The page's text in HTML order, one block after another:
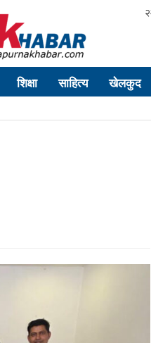
शिक्षा साहित्य खेलकुद